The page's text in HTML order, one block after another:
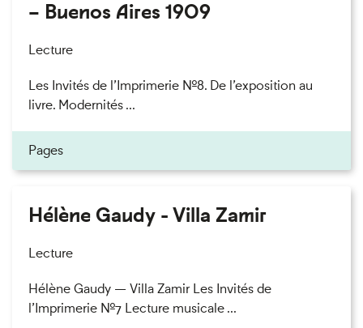
– Buenos Aires 1909
Lecture
Les Invités de l’Imprimerie n°8. De l’exposition au
livre. Modernités ...
Pages
Hélène Gaudy - Villa Zamir
Lecture
Hélène Gaudy — Villa Zamir Les Invités de
l’Imprimerie n°7 Lecture musicale ...